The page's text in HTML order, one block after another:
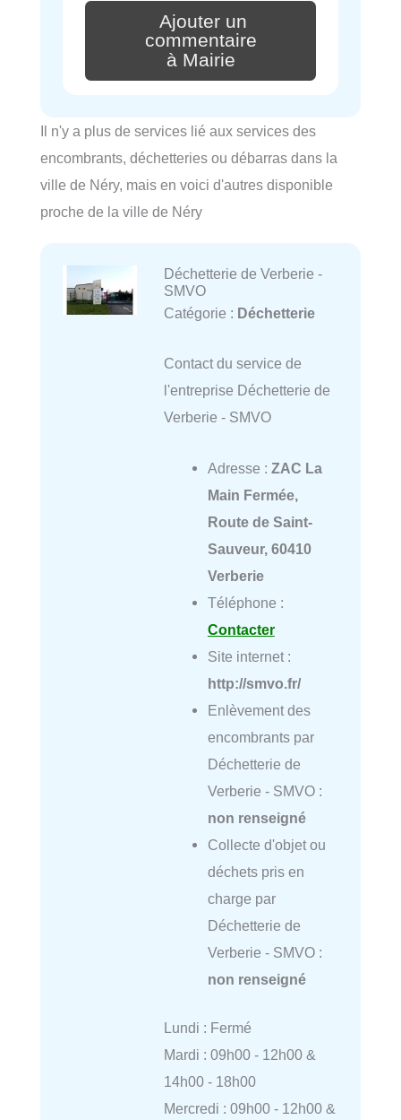
Ajouter un
commentaire
à Mairie
Il n'y a plus de services lié aux services des
encombrants, déchetteries ou débarras dans la
ville de Néry, mais en voici d'autres disponible
proche de la ville de Néry
Déchetterie de Verberie -
SMVO
Catégorie : Déchetterie
Contact du service de
l'entreprise Déchetterie de
Verberie - SMVO
Adresse : ZAC La
Main Fermée,
Route de Saint-
Sauveur, 60410
Verberie
Téléphone :
Contacter
Site internet :
http://smvo.fr/
Enlèvement des
encombrants par
Déchetterie de
Verberie - SMVO :
non renseigné
Collecte d'objet ou
déchets pris en
charge par
Déchetterie de
Verberie - SMVO :
non renseigné
Lundi : Fermé
Mardi : 09h00 - 12h00 &
14h00 - 18h00
Mercredi : 09h00 - 12h00 &